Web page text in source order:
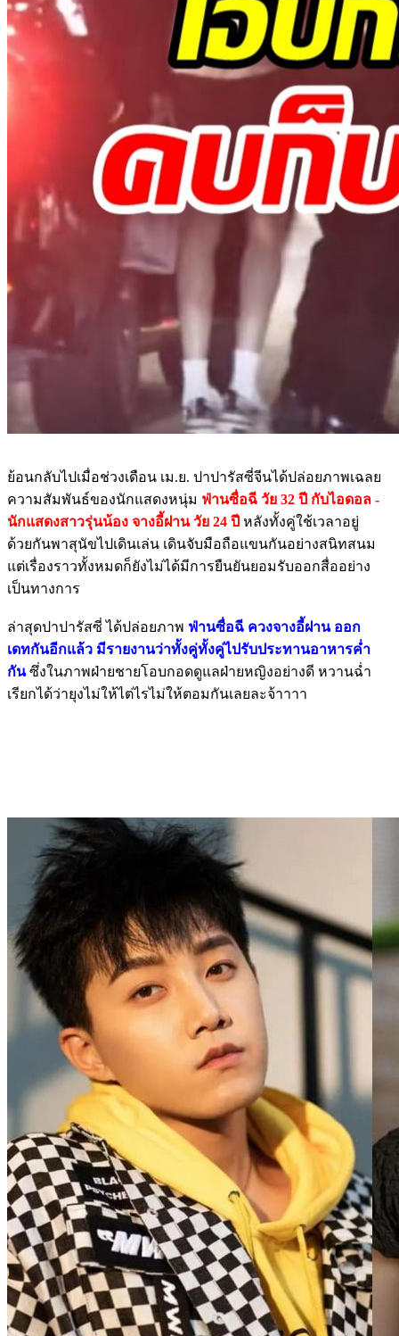
ย้อนกลับไปเมื่อช่วงเดือน เม.ย. ปาปารัสซี่จีนได้ปล่อยภาพเฉลย
ความสัมพันธ์ของนักแสดงหนุ่ม ฟ่านซื่อฉี วัย 32 ปี กับไอดอล -
นักแสดงสาวรุ่นน้อง จางอี้ฝาน วัย 24 ปี หลังทั้งคู่ใช้เวลาอยู่
ด้วยกันพาสุนัขไปเดินเล่น เดินจับมือถือแขนกันอย่างสนิทสนม
แต่เรื่องราวทั้งหมดก็ยังไม่ได้มีการยืนยันยอมรับออกสื่ออย่าง
เป็นทางการ
ล่าสุดปาปารัสซี่ ได้ปล่อยภาพ ฟ่านซื่อฉี ควงจางอี้ฝาน ออก
เดทกันอีกแล้ว มีรายงานว่าทั้งคู่ทั้งคู่ไปรับประทานอาหารค่ำ
กันซึ่งในภาพฝ่ายชายโอบกอดดูแลฝ่ายหญิงอย่างดี หวานฉ่ำ
เรียกได้ว่ายุงไม่ให้ไต่ไรไม่ให้ตอมกันเลยละจ้าาาา